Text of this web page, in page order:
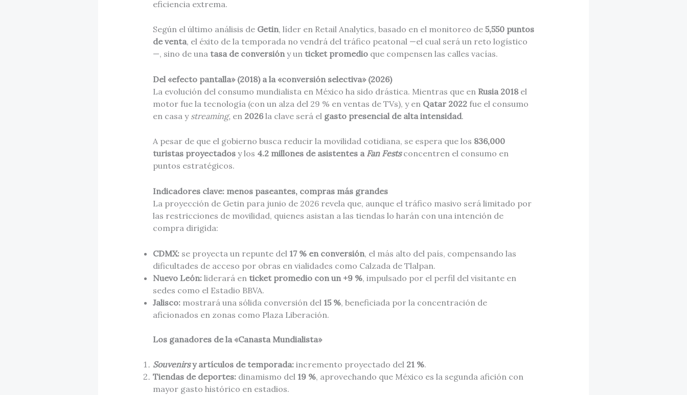
eficiencia extrema.
Según el último análisis de Getin, líder en Retail Analytics, basado en el monitoreo de 5,550 puntos
de venta, el éxito de la temporada no vendrá del tráfico peatonal —el cual será un reto logístico
—, sino de una tasa de conversióny un ticket promedioque compensen las calles vacías.
Del «efecto pantalla» (2018) a la «conversión selectiva» (2026)
La evolución del consumo mundialista en México ha sido drástica. Mientras que en Rusia 2018el
motor fue la tecnología (con un alza del 29 % en ventas de TVs), y en Qatar 2022fue el consumo
en casa ystreaming, en 2026la clave será el gasto presencial de alta intensidad.
A pesar de que el gobierno busca reducir la movilidad cotidiana, se espera que los 836,000
turistas proyectadosy los 4.2 millones de asistentes a Fan Fests concentren el consumo en
puntos estratégicos.
Indicadores clave: menos paseantes, compras más grandes
La proyección de Getin para junio de 2026 revela que, aunque el tráfico masivo será limitado por
las restricciones de movilidad, quienes asistan a las tiendas lo harán con una intención de
compra dirigida:
CDMX:se proyecta un repunte del 17 % en conversión, el más alto del país, compensando las
dificultades de acceso por obras en vialidades como Calzada de Tlalpan.
Nuevo León:liderará en ticket promedio con un +9 %, impulsado por el perfil del visitante en
sedes como el Estadio BBVA.
Jalisco:mostrará una sólida conversión del 15 %, beneficiada por la concentración de
aficionados en zonas como Plaza Liberación.
Los ganadores de la «Canasta Mundialista»
Souvenirsy artículos de temporada:incremento proyectado del 21 %.
Tiendas de deportes:dinamismo del 19 %, aprovechando que México es la segunda afición con
mayor gasto histórico en estadios.